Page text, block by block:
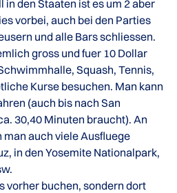
in den Staaten ist es um 2 aber
vorbei, auch bei den Parties
und alle Bars schliessen.
gross und fuer 10 Dollar
Squash, Tennis,
Kurse besuchen. Man kann
(auch bis nach San
30,40 Minuten braucht). An
auch viele Ausfluege
in den Yosemite Nationalpark,
vorher buchen, sondern dort